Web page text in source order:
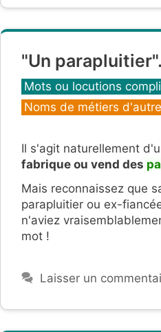
"Un parapluitier".
Catégories
Mots ou locutions
Noms de métiers
Il s'agit naturellement
fabrique ou vend des
Mais reconnaissez que
parapluitier ou ex-
n'aviez
mot !
Laisser un